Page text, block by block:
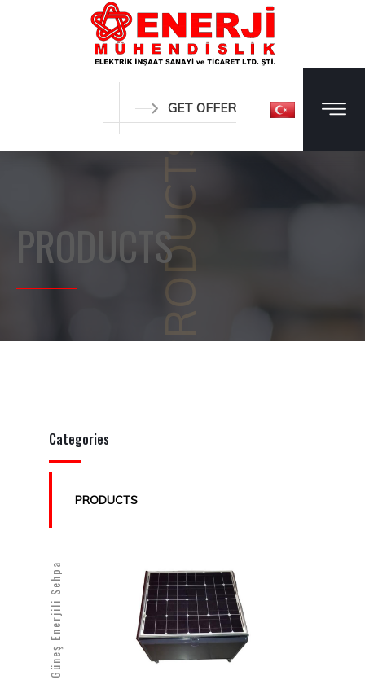
GET OFFER
PRODUCTS
PRODUCTS
Categories
PRODUCTS
Güneş Enerjili Sehpa